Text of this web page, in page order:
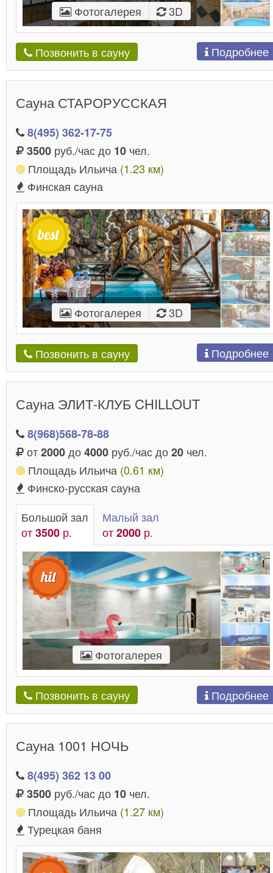
дней рождения и женского праздника.
Квалифицированный персонал поможет в
организации досуга, окружит заботой и вниманием,
обслужит посетительниц на высшем уровне, чтобы
создать приятное впечатление о заведении,
у посетительниц желание посетить его еще не раз.
Фотогалерея 3D
Позвонить в сауну Подробнее
Сауна СТАРОРУССКАЯ
8(495) 362-17-75
3500 руб./час до 10 чел.
Площадь Ильича (1.23 км)
Финская сауна
Фотогалерея 3D
Позвонить в сауну Подробнее
Сауна ЭЛИТ-КЛУБ CHILLOUT
8(968)568-78-88
от2000до4000 руб./час до20 чел.
Площадь Ильича (0.61 км)
Финско-русская сауна
Большой зал
от3500 р.
Малый зал
от2000 р.
Фотогалерея
Позвонить в сауну Подробнее
Сауна 1001 НОЧЬ
8(495) 362 13 00
3500 руб./час до 10 чел.
Площадь Ильича (1.27 км)
Турецкая баня